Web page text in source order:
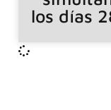
los días